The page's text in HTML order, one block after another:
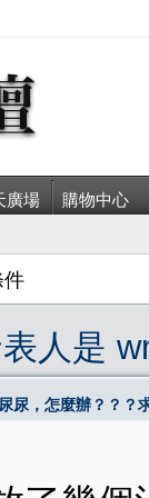
廣場 購物中心
件
人是
尿，怎麼辦？？？